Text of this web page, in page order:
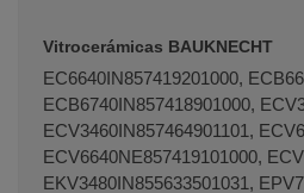
Vitrocerámicas BAUKNECHT
EC6640IN857419201000,
ECB6740IN857418901000,
ECV3460IN857464901101,
ECV6640NE857419101000,
EKV3480IN855633501031,